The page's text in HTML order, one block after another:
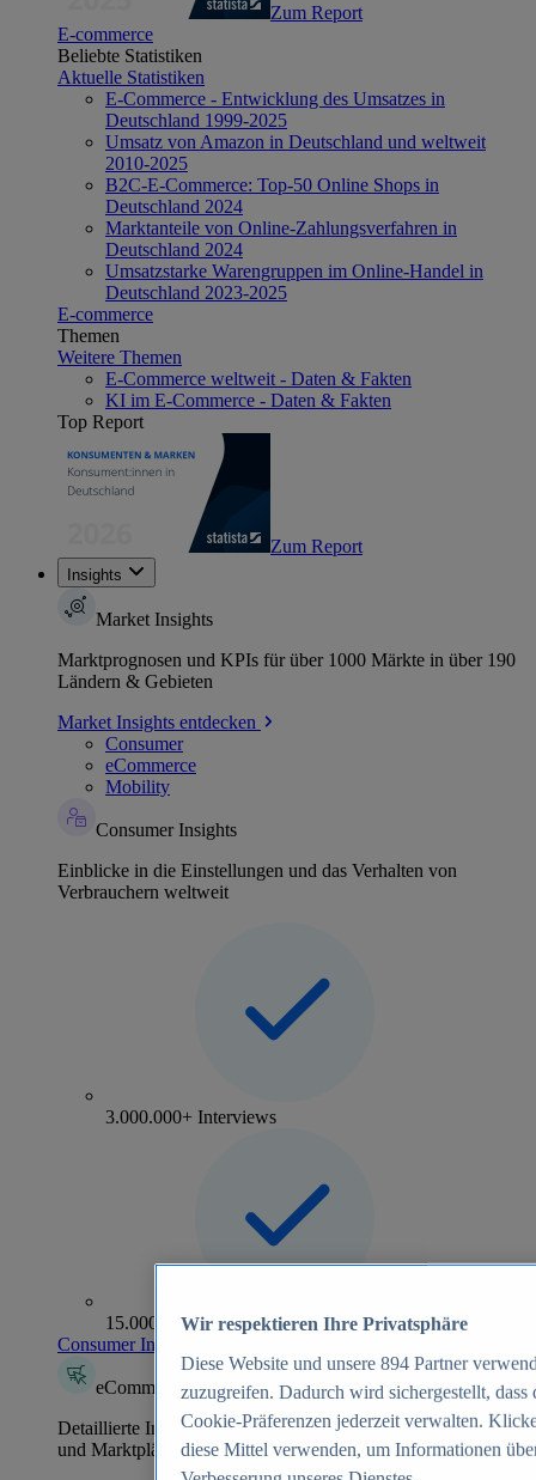
Zum Report
E-commerce
Beliebte Statistiken
Aktuelle Statistiken
E-Commerce - Entwicklung des Umsatzes in
Deutschland 1999-2025
Umsatz von Amazon in Deutschland und weltweit
2010-2025
B2C-E-Commerce: Top-50 Online Shops in
Deutschland 2024
Marktanteile von Online-Zahlungsverfahren in
Deutschland 2024
Umsatzstarke Warengruppen im Online-Handel in
Deutschland 2023-2025
E-commerce
Themen
Weitere Themen
E-Commerce weltweit - Daten & Fakten
KI im E-Commerce - Daten & Fakten
Top Report
Zum Report
Insights
Market Insights
Marktprognosen und KPIs für über 1000 Märkte in über 190
Ländern & Gebieten
Market Insights entdecken
Consumer
eCommerce
Mobility
Consumer Insights
Einblicke in die Einstellungen und das Verhalten von
Verbrauchern weltweit
3.000.000+ Interviews
15.000+ Marken
Consumer Insights entdecken
eCommerce Insights
Detaillierte Informationen zu mehr als 39.000 Online-Shops
und Marktplätzen
Wir respektieren Ihre Privatsphäre
Diese Website und unsere 894 Partner
zuzugreifen. Dadurch wird sichergestellt,
Cookie-Präferenzen jederzeit verwalten.
diese Mittel verwenden, um Informationen